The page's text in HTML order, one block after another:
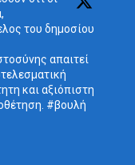
του δημοσίου
απαιτεί
και αξιόπιστη
#βουλή